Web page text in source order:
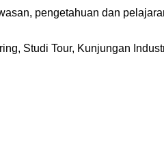
pengetahuan dan
Studi Tour, Kunjungan